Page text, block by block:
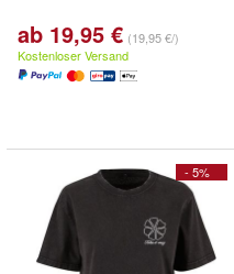
ab 19,95 € (19,95 €/)
Kostenloser Versand
- 5%